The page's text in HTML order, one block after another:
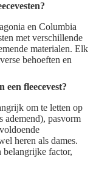
en Columbia
met verschillende
materialen. Elk
behoeften en
fleecevest?
om te letten op
ademend), pasvorm
heren als dames.
belangrijke factor,